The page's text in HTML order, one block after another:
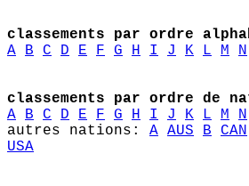
classements par ordre
A
B C D E F G H I J K L M N
classements par ordre de
A
B C D E F G H I J K L M N
autres nations: A AUS B CAN
USA